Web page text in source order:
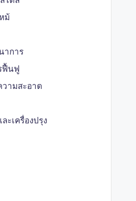
ม้
าการ
ฟื้นฟู
วามสะอาด
ะเครื่องปรุง